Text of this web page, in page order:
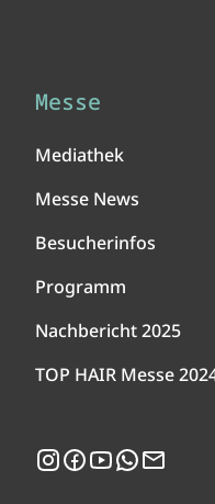
Messe
Mediathek
Messe News
Besucherinfos
Programm
Nachbericht 2025
TOP HAIR Messe
Instagram
Facebook
YouTubeWhatsApp